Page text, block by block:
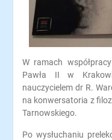
W ramach
Pawła II w
nauczycielem dr R.
na konwersatoria z
Tarnowskiego.
Po wysłuchaniu